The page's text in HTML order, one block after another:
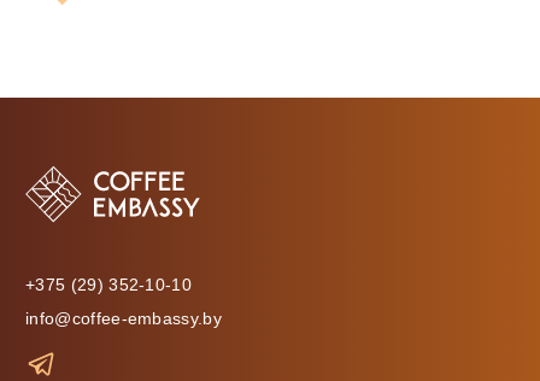
+375 (29) 352-10-10
info@coffee-embassy.by